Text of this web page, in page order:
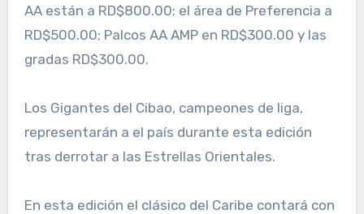
AA están a RD$800.00; el área de Preferencia a
RD$500.00; Palcos AA AMP en RD$300.00 y las
gradas RD$300.00.
Los Gigantes del Cibao, campeones de liga,
representarán a el país durante esta edición
tras derrotar a las Estrellas Orientales.
En esta edición el clásico del Caribe contará con